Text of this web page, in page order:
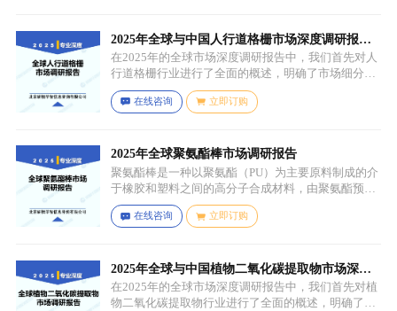
可改善涂料的性能，如提高附着力、耐候性、耐腐蚀
性等。
2025年全球与中国人行道格栅市场深度调研报
告：行业趋势与投资前景分析
在2025年的全球市场深度调研报告中，我们首先对人
行道格栅行业进行了全面的概述，明确了市场细分与
应用场景。通过对细分产品的定义与特点进行深入分
析，我们揭示了关键应用场景及其客群洞察。
在线咨询 立即订购
2025年全球聚氨酯棒市场调研报告
聚氨酯棒是一种以聚氨酯（PU）为主要原料制成的介
于橡胶和塑料之间的高分子合成材料，由聚氨酯预聚
体、扩链剂、低分子量多元醇、助剂等组成，其中，
预聚体是基础原料，决定了聚氨酯棒的基本性能，扩
如增塑剂、填充剂、着色剂、抗氧剂、光稳定剂、阻
燃剂等，可改善材料的加工性能、物理性能和化学性
能等。
在线咨询 立即订购
2025年全球与中国植物二氧化碳提取物市场深度
调研报告：行业趋势与投资前景分析
在2025年的全球市场深度调研报告中，我们首先对植
物二氧化碳提取物行业进行了全面的概述，明确了市